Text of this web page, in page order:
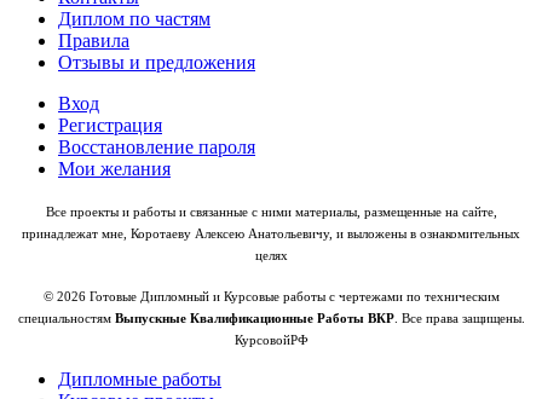
Диплом по частям
Правила
Отзывы и предложения
Вход
Регистрация
Восстановление пароля
Мои желания
Все проекты и работы и связанные с ними материалы, размещенные на сайте,
принадлежат мне, Коротаеву Алексею Анатольевичу, и выложены в ознакомительных
целях
© 2026 Готовые Дипломный и Курсовые работы с чертежами по техническим
специальностям Выпускные Квалификационные Работы ВКР. Все права защищены.
КурсовойРФ
Дипломные работы